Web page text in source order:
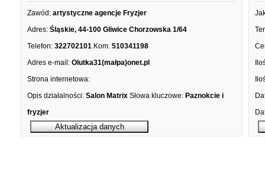
Zawód: artystyczne agencje Fryzjer
Adres: Śląskie, 44-100 Gliwice Chorzowska 1/64
Telefon: 322702101 Kom. 510341198
Adres e-mail: Olutka31(małpa)onet.pl
Strona internetowa:
Opis działalności: Salon Matrix Słowa kluczowe: Paznokcie i
fryzjer